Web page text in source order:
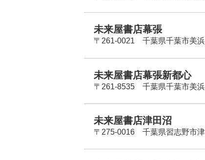
未来屋書店幕張
〒261-0021 千葉県千葉市美
未来屋書店幕張新都心
〒261-8535 千葉県千葉市美
未来屋書店津田沼
〒275-0016 千葉県習志野市